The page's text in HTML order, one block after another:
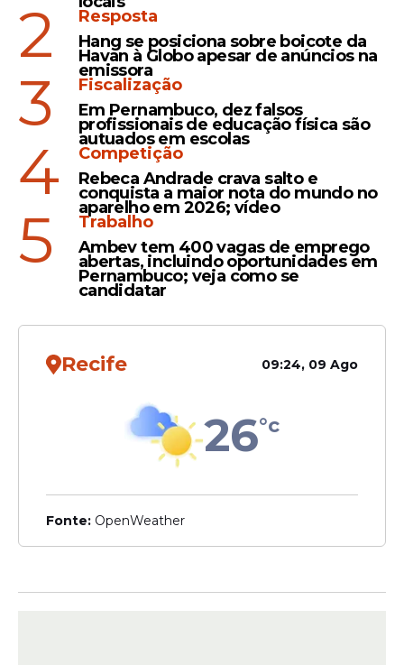
Menino atacado por
tubarão tem perna
amputada e segue
entubado no Recife
Estado
Ataque de tubarão no
Grande Recife: vítima de 11
anos teve perna amputada
Veja Também
Após o incidente, a turista foi encaminhada
ferimento foi considerado superficial. Ela
recebeu atendimento médico, passou por
2
Resposta
Hang se posiciona sobre boicote da
Havan à Globo apesar de anúncios na
emissora
3
Fiscalização
Em Pernambuco, dez falsos
profissionais de educação física são
autuados em escolas
4
Competição
Rebeca Andrade crava salto e
conquista a maior nota do mundo no
aparelho em 2026; vídeo
5
Trabalho
Ambev tem 400 vagas de emprego
abertas, incluindo oportunidades em
Pernambuco; veja como se
candidatar
Recife 09:24, 09 Ago
26°c
Fonte: OpenWeather